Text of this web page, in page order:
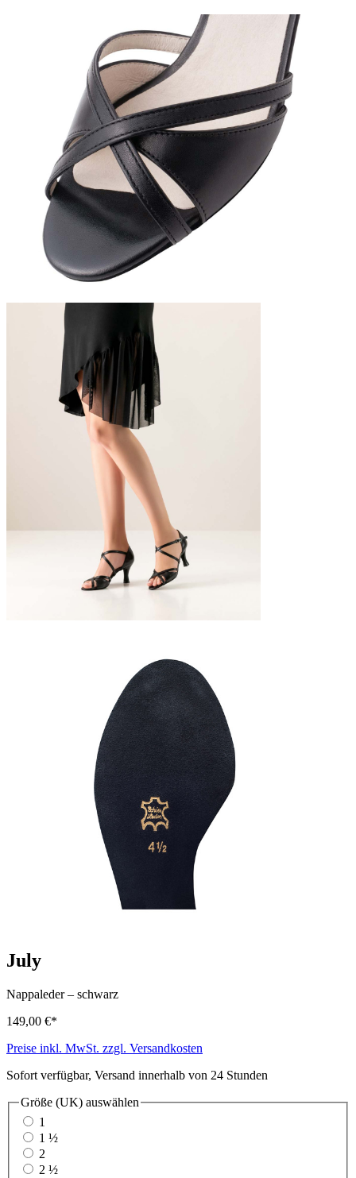
July
Nappaleder – schwarz
149,00 €*
Preise inkl. MwSt. zzgl. Versandkosten
Sofort verfügbar, Versand innerhalb von 24 Stunden
Größe (UK) auswählen
1
1 ½
2
2 ½